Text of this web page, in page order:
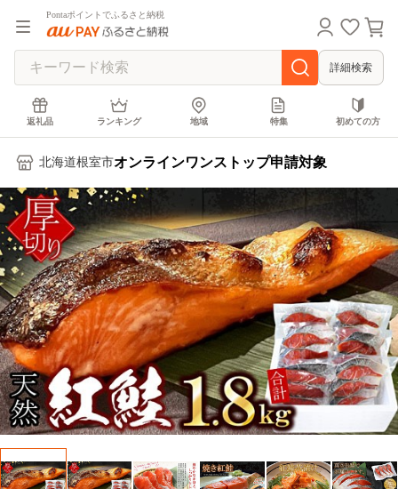
Pontaポイントでふるさと納税
詳細検索
返礼品 ランキング 地域 特集 初めての方
北海道根室市オンラインワンストップ申請対象